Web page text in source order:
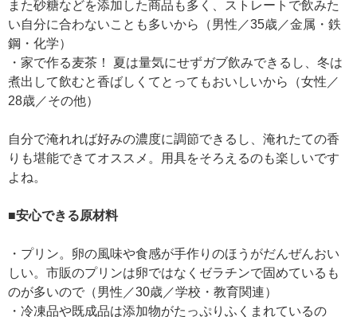
また砂糖などを添加した商品も多く、ストレートで飲みた
い自分に合わないことも多いから（男性／35歳／金属・鉄
鋼・化学）
・家で作る麦茶！ 夏は量気にせずガブ飲みできるし、冬は
煮出して飲むと香ばしくてとってもおいしいから（女性／
28歳／その他）
自分で淹れれば好みの濃度に調節できるし、淹れたての香
りも堪能できてオススメ。用具をそろえるのも楽しいです
よね。
■安心できる原材料
・プリン。卵の風味や食感が手作りのほうがだんぜんおい
しい。市販のプリンは卵ではなくゼラチンで固めているも
のが多いので（男性／30歳／学校・教育関連）
・冷凍品や既成品は添加物がたっぷりふくまれているの